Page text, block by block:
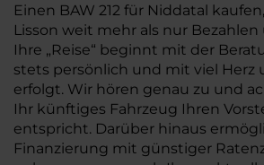
Einen BAW 212 für Niddatal
Lisson weit mehr als nur
Ihre „Reise“ beginnt mit der
stets persönlich und mit viel Herz
erfolgt. Wir hören genau zu und
Ihr künftiges Fahrzeug Ihren
entspricht. Darüber hinaus
Finanzierung mit günstiger